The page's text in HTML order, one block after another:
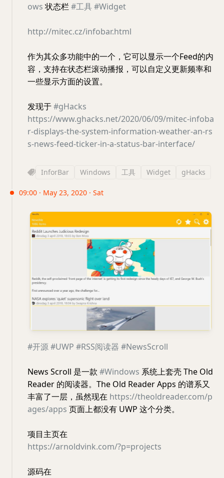
ows 状态栏#工具#Widget
http://mitec.cz/infobar.html
作为其众多功能中的一个，它可以显示一个Feed的内
容，支持在状态栏滚动播报，可以自定义更新频率和
一些显示方面的设置。
发现于#gHacks
https://www.ghacks.net/2020/06/09/mitec-infoba
r-displays-the-system-information-weather-an-rs
s-news-feed-ticker-in-a-status-bar-interface/
InforBar Windows 工具 Widget gHacks
09:00 · May 23, 2020 · Sat
#开源#UWP #RSS阅读器 #NewsScroll
News Scroll 是一款 #Windows 系统上套壳 The Old
Reader 的阅读器。The Old Reader Apps 的谱系又
丰富了一层，虽然现在 https://theoldreader.com/p
ages/apps 页面上都没有 UWP 这个分类。
项目主页在
https://arnoldvink.com/?p=projects
源码在